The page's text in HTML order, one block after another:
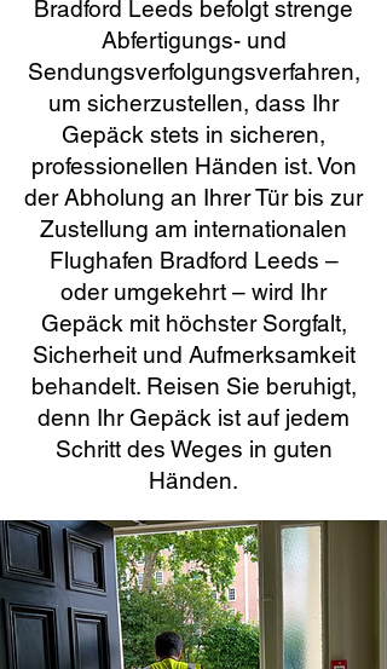
Bradford Leeds befolgt strenge
Abfertigungs- und
Sendungsverfolgungsverfahren,
um sicherzustellen, dass Ihr
Gepäck stets in sicheren,
professionellen Händen ist. Von
der Abholung an Ihrer Tür bis zur
Zustellung am internationalen
Flughafen Bradford Leeds –
oder umgekehrt – wird Ihr
Gepäck mit höchster Sorgfalt,
Sicherheit und Aufmerksamkeit
behandelt. Reisen Sie beruhigt,
denn Ihr Gepäck ist auf jedem
Schritt des Weges in guten
Händen.